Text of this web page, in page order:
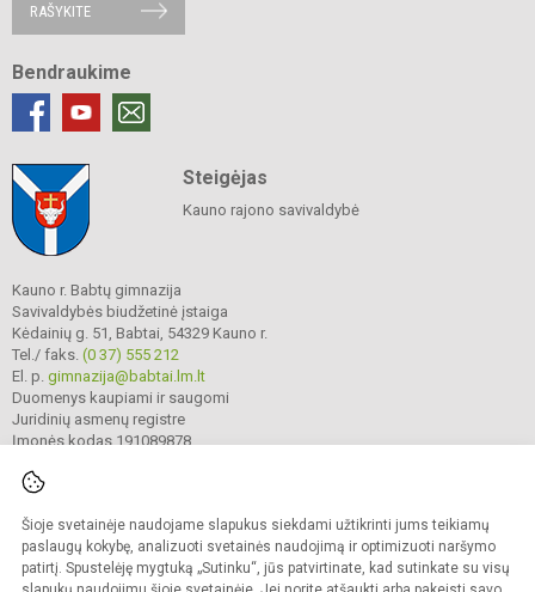
Šioje svetainėje naudojame slapukus siekdami užtikrinti jums teikiamų
paslaugų kokybę, analizuoti svetainės naudojimą ir optimizuoti naršymo
patirtį. Spustelėję mygtuką „Sutinku“, jūs patvirtinate, kad sutinkate su visų
RAŠYKITE
Bendraukime
Steigėjas
Kauno rajono savivaldybė
Kauno r. Babtų gimnazija
Savivaldybės biudžetinė įstaiga
Kėdainių g. 51, Babtai, 54329 Kauno r.
Tel./ faks. (0 37) 555 212
El. p. gimnazija@babtai.lm.lt
Duomenys kaupiami ir saugomi
Juridinių asmenų registre
Įmonės kodas 191089878
© 2025. Kauno r. Babtų gimnazija. Visos teisės saugomos.
Kopijuoti turinį be raštiško gimnazijos sutikimo griežtai draudžiama.
Prieinamumo paraiška Slapukų politika